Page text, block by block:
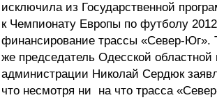
исключила из Государственной
к Чемпионату Европы по футболу
финансирование трассы «Север-Юг».
же председатель Одесской областной
администрации Николай Сердюк
что несмотря ни на что трасса